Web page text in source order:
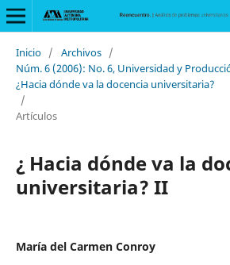
Inicio / Archivos /
Núm. 6 (2006): No. 6, Universidad y
¿Hacia dónde va la docencia universitaria?
/
Artículos
¿ Hacia dónde va la
universitaria? II
María del Carmen Conroy